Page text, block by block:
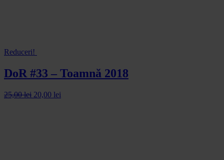
Reduceri!
DoR #33 – Toamnă 2018
25,00lei 20,00 lei